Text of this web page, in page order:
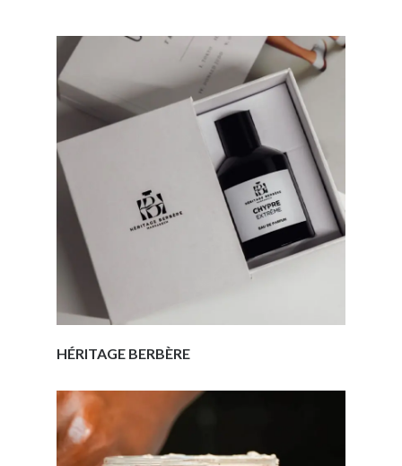
HÉRITAGE BERBÈRE